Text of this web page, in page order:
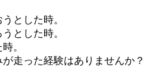
とした時。
とした時。
。
が走った経験はありませんか？